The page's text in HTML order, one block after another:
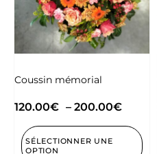
Coussin mémorial
120.00€ – 200.00€
SÉLECTIONNER UNE
OPTION